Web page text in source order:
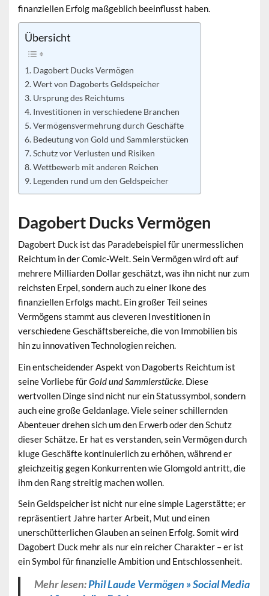
finanziellen Erfolg maßgeblich beeinflusst haben.
Übersicht
Dagobert Ducks Vermögen
Wert von Dagoberts Geldspeicher
Ursprung des Reichtums
Investitionen in verschiedene Branchen
Vermögensvermehrung durch Geschäfte
Bedeutung von Gold und Sammlerstücken
Schutz vor Verlusten und Risiken
Wettbewerb mit anderen Reichen
Legenden rund um den Geldspeicher
Dagobert Ducks Vermögen
Dagobert Duck ist das Paradebeispiel für unermesslichen
Reichtum in der Comic-Welt. SeinVermögenwird oft auf
mehrere Milliarden Dollar geschätzt, was ihn nicht nur zum
reichsten Erpel, sondern auch zu einer Ikone des
finanziellen Erfolgs macht. Ein großer Teil seines
Vermögens stammt aus cleveren Investitionen in
verschiedene Geschäftsbereiche, die von Immobilien bis
hin zu innovativen Technologien reichen.
Ein entscheidender Aspekt von Dagoberts Reichtum ist
seine Vorliebe fürGold und Sammlerstücke. Diese
wertvollen Dinge sind nicht nur ein Statussymbol, sondern
auch eine große Geldanlage. Viele seiner schillernden
Abenteuer drehen sich um den Erwerb oder den Schutz
dieser Schätze. Er hat es verstanden, sein Vermögen durch
kluge Geschäfte kontinuierlich zu erhöhen, während er
gleichzeitig gegen Konkurrenten wie Glomgold antritt, die
ihm den Rang streitig machen wollen.
Sein Geldspeicher ist nicht nur eine simple Lagerstätte; er
repräsentiert Jahre harter Arbeit, Mut und einen
unerschütterlichen Glauben an seinen Erfolg. Somit wird
Dagobert Duck mehr als nur ein reicher Charakter – er ist
ein Symbol für finanzielle Ambition und Entschlossenheit.
Mehr lesen:Phil Laude Vermögen » Social Media